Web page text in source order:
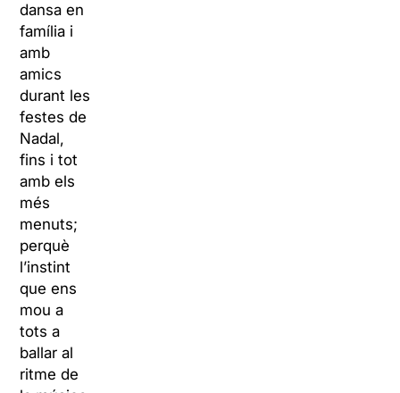
dansa en
família i
amb
amics
durant les
festes de
Nadal,
fins i tot
amb els
més
menuts;
perquè
l’instint
que ens
mou a
tots a
ballar al
ritme de